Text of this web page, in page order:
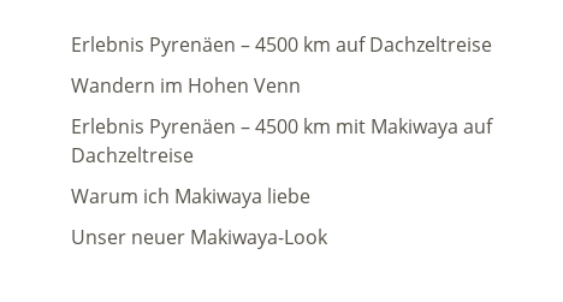
Erlebnis Pyrenäen – 4500 km auf Dachzeltreise
Wandern im Hohen Venn
Erlebnis Pyrenäen – 4500 km mit Makiwaya auf
Dachzeltreise
Warum ich Makiwaya liebe
Unser neuer Makiwaya-Look